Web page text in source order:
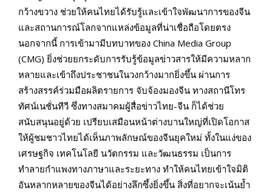
กว้างขวาง ช่วยให้คนไทยได้รับรู้และเข้าใจพัฒนาการของจีน
และสถานการณ์โลกจากแหล่งข้อมูลที่น่าเชื่อถือโดยตรง
นอกจากนี้ การเข้ามามีบทบาทของ China Media Group
(CMG) ยิ่งช่วยยกระดับการรับรู้ข้อมูลข่าวสารให้มีความหลาก
หลายและเข้าถึงประชาชนในวงกว้างมากยิ่งขึ้น ผ่านการ
สร้างสรรค์ร่วมมือผลิตรายการ จับจ้องมองจีน ทางสถานีโทร
ทัศน์เนชั่นทีวี ซึ่งทางสมาคมผู้สื่อข่าวไทย-จีน ก็ได้ช่วย
สนับสนุนอยู่ด้วย เปรียบเสมือนหน้าต่างบานใหญ่ที่เปิดโอกาส
ให้ผู้ชมชาวไทยได้เห็นภาพลักษณ์ของจีนยุคใหม่ ทั้งในแง่ของ
เศรษฐกิจ เทคโนโลยี นวัตกรรม และวัฒนธรรม เป็นการ
ทำลายกำแพงทางภาษาและระยะทาง ทำให้คนไทยเข้าใจมิติ
อันหลากหลายของจีนได้อย่างลึกซึ้งยิ่งขึ้น สิ่งที่อยากจะเน้นย้ำ